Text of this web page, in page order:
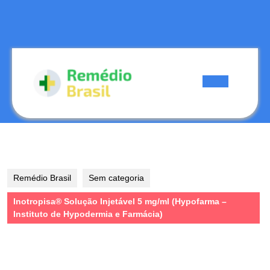
Remédio Brasil Sem categoria
Inotropisa® Solução Injetável 5 mg/ml (Hypofarma –
Instituto de Hypodermia e Farmácia)